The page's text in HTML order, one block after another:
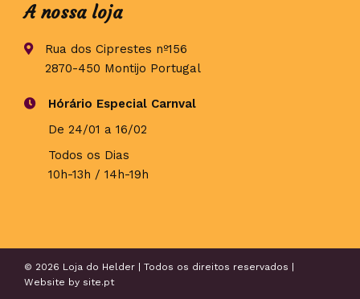
A nossa loja
Rua dos Ciprestes nº156
2870-450 Montijo Portugal
Hórário Especial Carnval
De 24/01 a 16/02
Todos os Dias
10h-13h / 14h-19h
© 2026 Loja do Helder | Todos os direitos reservados |
Website by site.pt